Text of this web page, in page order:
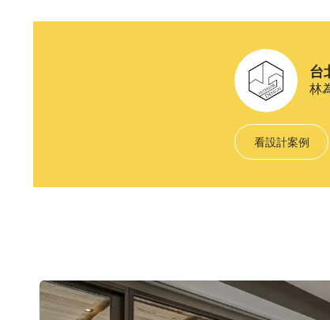
台
林
看設計案例